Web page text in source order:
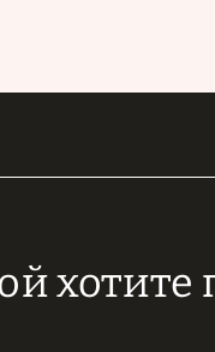
хотите